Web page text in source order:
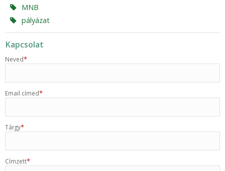
MNB
pályázat
Kapcsolat
Neved*
Email címed*
Tárgy*
Címzett*